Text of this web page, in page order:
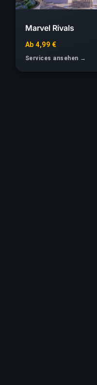
Marvel Rivals
Ab 4,99 €
Services ansehen →